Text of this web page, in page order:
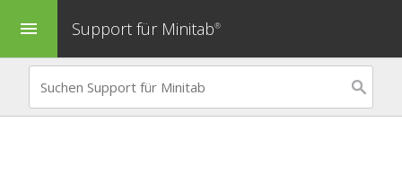
menu Support für Minitab®